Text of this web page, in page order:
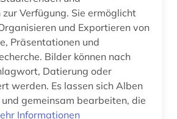
avantgarde (1)
baden-württemberg (1)
bau-berufsgenossenschaft (1)
Niedersachsen (1)
Nordrhein-Westfalen (1)
(18)
Verfügung. Sie ermöglicht
und Exportieren von
Präsentationen und
Bilder können nach
Datierung oder
werden. Es lassen sich Alben
gemeinsam bearbeiten, die
Informationen